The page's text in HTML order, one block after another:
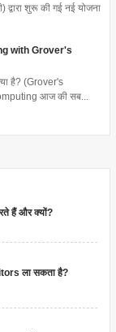
शुरू की गई नई योजना
with Grover's
है? (Grover's
आज की सब...
हैं और क्यों?
ला सकता है?